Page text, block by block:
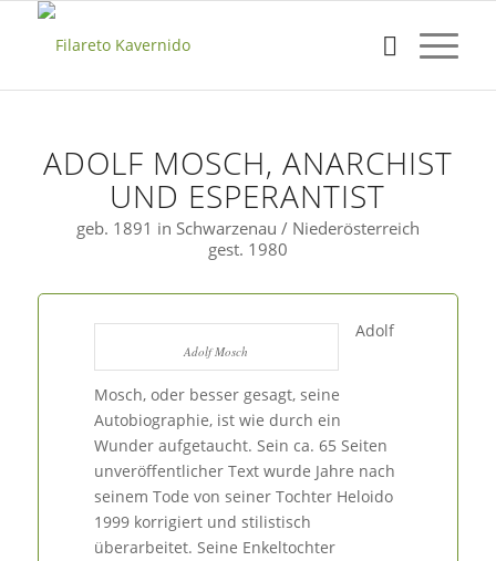
ADOLF MOSCH, ANARCHIST
UND ESPERANTIST
geb. 1891 in Schwarzenau / Niederösterreich
gest. 1980
Adolf Mosch
Adolf
Mosch, oder besser gesagt, seine
Autobiographie, ist wie durch ein
Wunder aufgetaucht. Sein ca. 65 Seiten
unveröffentlicher Text wurde Jahre nach
seinem Tode von seiner Tochter Heloido
1999 korrigiert und stilistisch
überarbeitet. Seine Enkeltochter